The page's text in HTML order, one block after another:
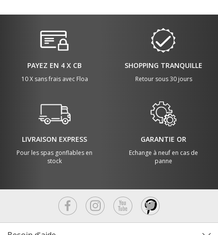
PAYEZ EN 4 X CB
10 X sans frais avec Floa
SHOPPING TRANQUILLE
Retour sous 30 jours
LIVRAISON EXPRESS
Pour les spas gonflables en
stock
GARANTIE OR
Echange à neuf en cas de
panne